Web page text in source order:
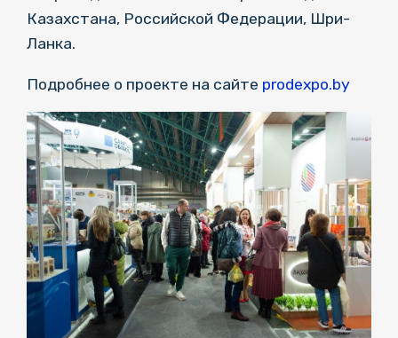
Казахстана, Российской Федерации, Шри-
Ланка.
Подробнее о проекте на сайте prodexpo.by